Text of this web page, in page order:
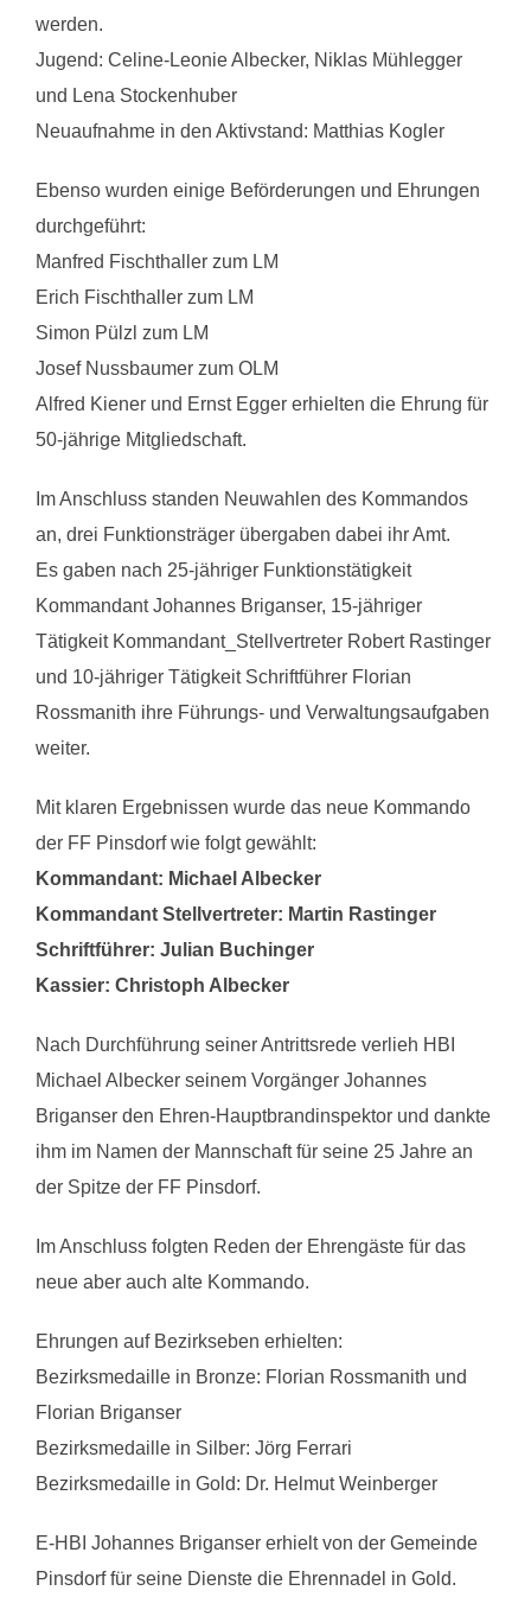
werden.
Jugend: Celine-Leonie Albecker, Niklas Mühlegger
und Lena Stockenhuber
Neuaufnahme in den Aktivstand: Matthias Kogler
Ebenso wurden einige Beförderungen und Ehrungen
durchgeführt:
Manfred Fischthaller zum LM
Erich Fischthaller zum LM
Simon Pülzl zum LM
Josef Nussbaumer zum OLM
Alfred Kiener und Ernst Egger erhielten die Ehrung für
50-jährige Mitgliedschaft.
Im Anschluss standen Neuwahlen des Kommandos
an, drei Funktionsträger übergaben dabei ihr Amt.
Es gaben nach 25-jähriger Funktionstätigkeit
Kommandant Johannes Briganser, 15-jähriger
Tätigkeit Kommandant_Stellvertreter Robert Rastinger
und 10-jähriger Tätigkeit Schriftführer Florian
Rossmanith ihre Führungs- und Verwaltungsaufgaben
weiter.
Mit klaren Ergebnissen wurde das neue Kommando
der FF Pinsdorf wie folgt gewählt:
Kommandant: Michael Albecker
Kommandant Stellvertreter: Martin Rastinger
Schriftführer: Julian Buchinger
Kassier: Christoph Albecker
Nach Durchführung seiner Antrittsrede verlieh HBI
Michael Albecker seinem Vorgänger Johannes
Briganser den Ehren-Hauptbrandinspektor und dankte
ihm im Namen der Mannschaft für seine 25 Jahre an
der Spitze der FF Pinsdorf.
Im Anschluss folgten Reden der Ehrengäste für das
neue aber auch alte Kommando.
Ehrungen auf Bezirkseben erhielten:
Bezirksmedaille in Bronze: Florian Rossmanith und
Florian Briganser
Bezirksmedaille in Silber: Jörg Ferrari
Bezirksmedaille in Gold: Dr. Helmut Weinberger
E-HBI Johannes Briganser erhielt von der Gemeinde
Pinsdorf für seine Dienste die Ehrennadel in Gold.